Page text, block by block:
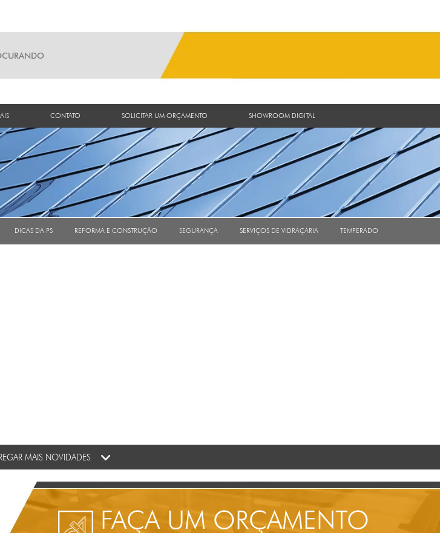
CONTATO SOLICITAR UM ORÇAMENTO SHOWROOM DIGITAL
DICAS DA PS REFORMA E CONSTRUÇÃO SEGURANÇA SERVIÇOS DE VIDRAÇARIA TEMPERADO
MAIS NOVIDADES
FAÇA UM ORÇAMENTO